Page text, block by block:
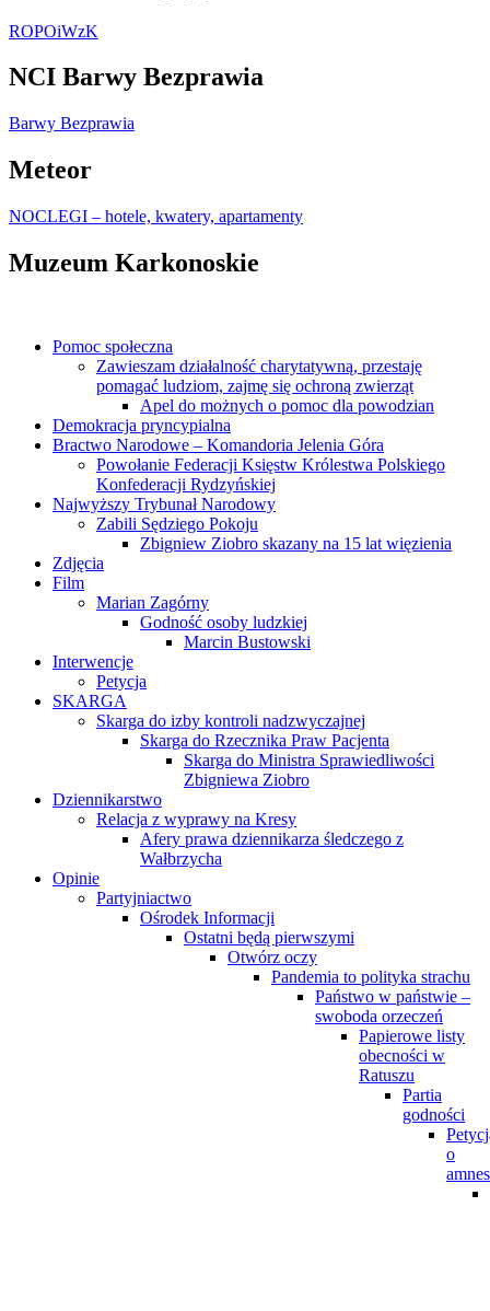
ROPOiWzK
NCI Barwy Bezprawia
Barwy Bezprawia
Meteor
NOCLEGI – hotele, kwatery, apartamenty
Muzeum Karkonoskie
Pomoc społeczna
Zawieszam działalność charytatywną, przestaję
pomagać ludziom, zajmę się ochroną zwierząt
Apel do możnych o pomoc dla powodzian
Demokracja pryncypialna
Bractwo Narodowe – Komandoria Jelenia Góra
Powołanie Federacji Księstw Królestwa Polskiego
Konfederacji Rydzyńskiej
Najwyższy Trybunał Narodowy
Zabili Sędziego Pokoju
Zbigniew Ziobro skazany na 15 lat więzienia
Zdjęcia
Film
Marian Zagórny
Godność osoby ludzkiej
Marcin Bustowski
Interwencje
Petycja
SKARGA
Skarga do izby kontroli nadzwyczajnej
Skarga do Rzecznika Praw Pacjenta
Skarga do Ministra Sprawiedliwości
Zbigniewa Ziobro
Dziennikarstwo
Relacja z wyprawy na Kresy
Afery prawa dziennikarza śledczego z
Wałbrzycha
Opinie
Partyjniactwo
Ośrodek Informacji
Ostatni będą pierwszymi
Otwórz oczy
Pandemia to polityka strachu
Państwo w państwie –
swoboda orzeczeń
Papierowe listy
obecności w
Ratuszu
Partia
godności
o